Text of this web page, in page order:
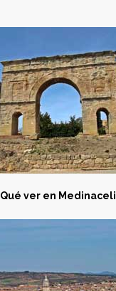
Qué ver en Medinaceli